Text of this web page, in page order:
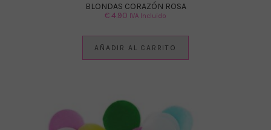
BLONDAS CORAZÓN ROSA
€4.90 IVA Incluido
AÑADIR AL CARRITO